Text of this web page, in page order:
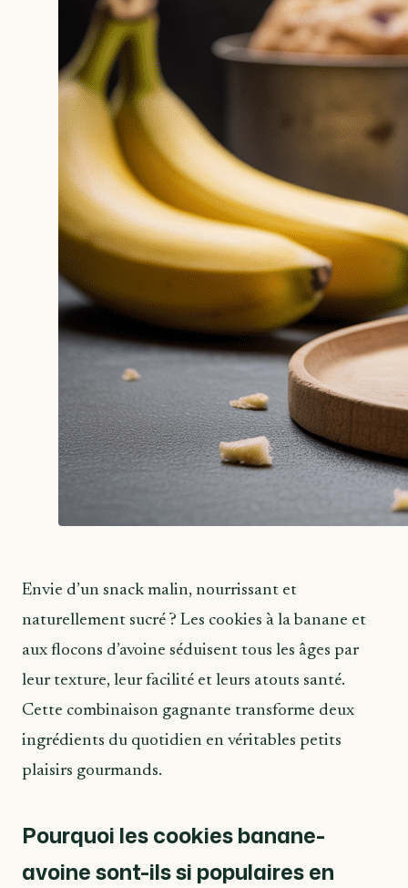
Envie d’un snack malin, nourrissant et
naturellement sucré ? Les cookies à la banane et
aux flocons d’avoine séduisent tous les âges par
leur texture, leur facilité et leurs atouts santé.
Cette combinaison gagnante transforme deux
ingrédients du quotidien en véritables petits
plaisirs gourmands.
Pourquoi les cookies banane-
avoine sont-ils si populaires en